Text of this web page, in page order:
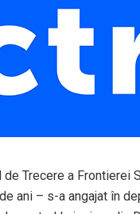
Trecere a Frontierei
ani – s-a angajat în